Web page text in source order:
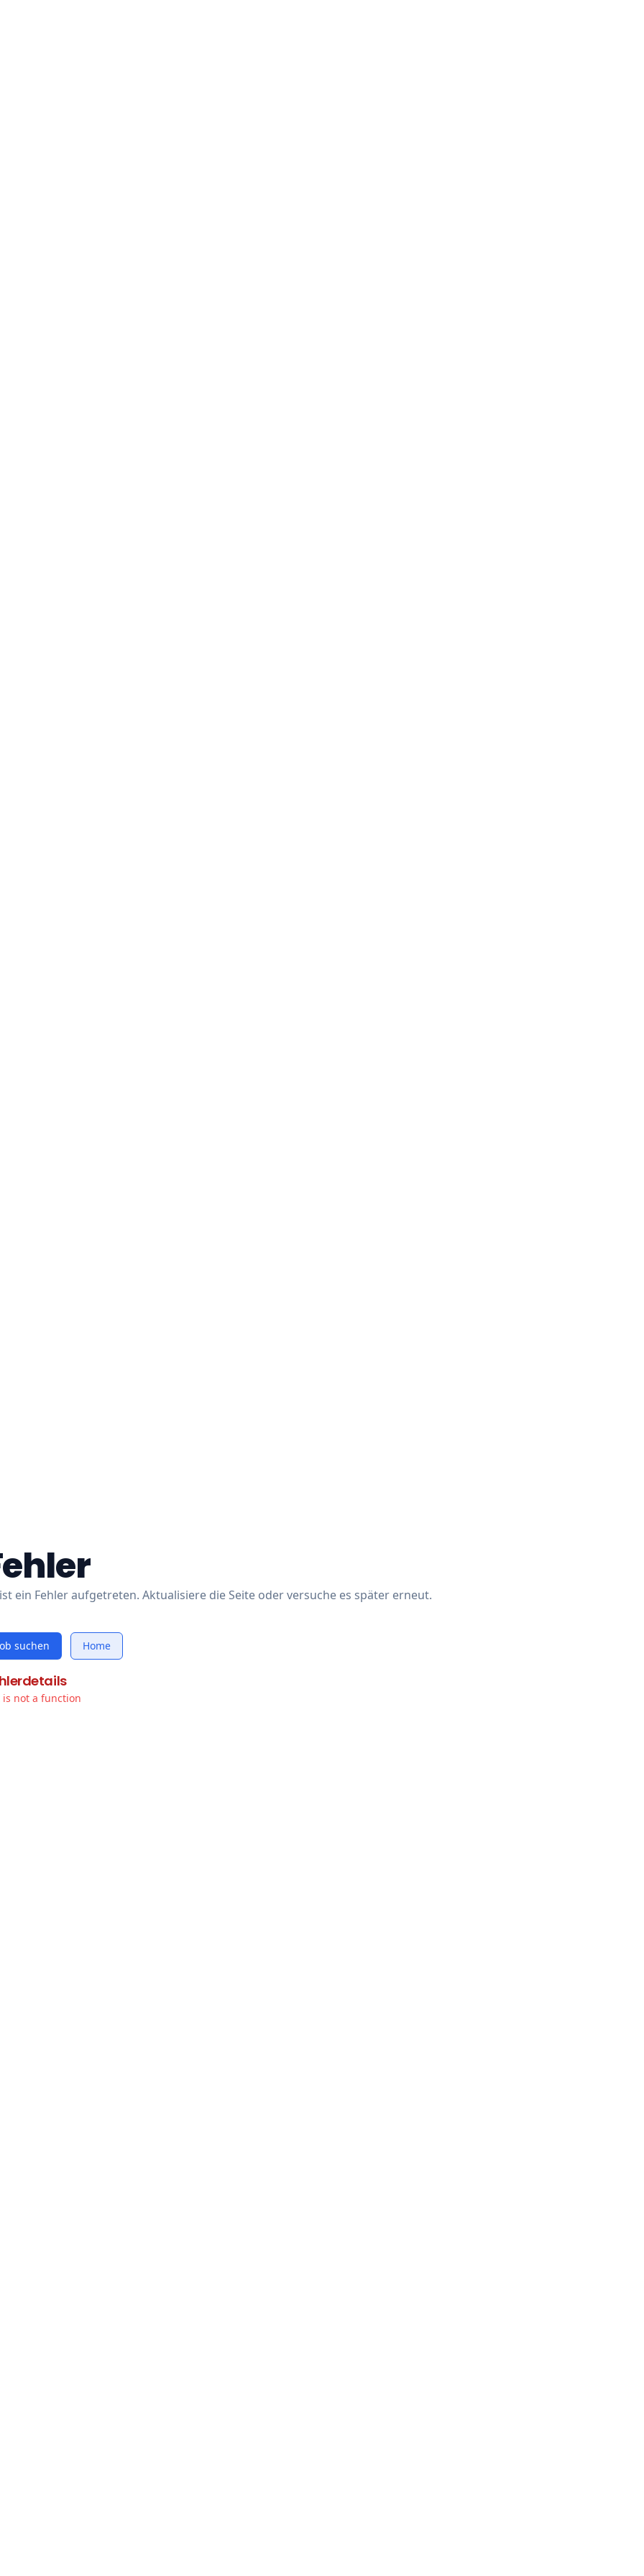
ein Fehler aufgetreten. Aktualisiere die Seite oder versuche es später erneut.
suchen Home
is not a function